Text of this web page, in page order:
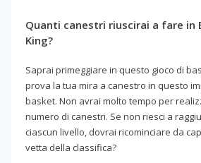
Quanti canestri riuscirai a fare in
King?
Saprai primeggiare in questo gioco di
prova la tua mira a canestro in questo
basket. Non avrai molto tempo per
numero di canestri. Se non riesci a
ciascun livello, dovrai ricominciare da
vetta della classifica?